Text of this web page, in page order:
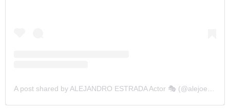
A post shared by ALEJANDRO ESTRADA Actor 🎭 (@alejoestrada)